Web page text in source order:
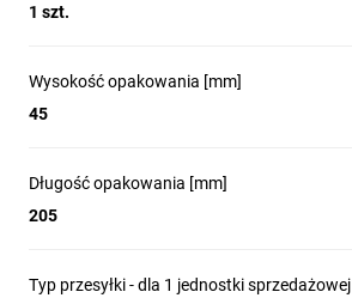
1 szt.
Wysokość opakowania [mm]
45
Długość opakowania [mm]
205
Typ przesyłki - dla 1 jednostki sprzedażowej